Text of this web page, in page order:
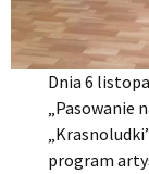
Dnia 6
„Pasowanie
program